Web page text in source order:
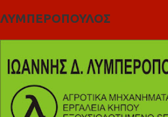
ΛΥΜΠΕΡΟΠΟΥΛΟΣ